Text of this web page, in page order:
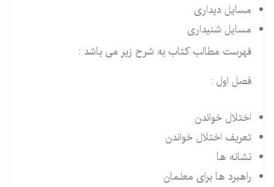
مسایل دیداری
مسایل شنیداری
فهرست مطالب کتاب به شرح زیر می باشد :
فصل اول :
اختلال خواندن
تعریف اختلال خواندن
نشانه ها
راهبرد ها برای معلمان